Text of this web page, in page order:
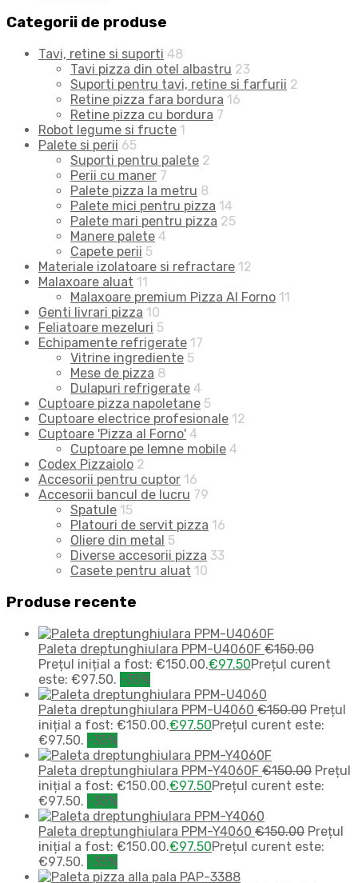
Categorii de produse
Tavi, retine si suporti 48
Tavi pizza din otel albastru 23
Suporti pentru tavi, retine si farfurii 2
Retine pizza fara bordura 16
Retine pizza cu bordura 7
Robot legume si fructe 1
Palete si perii 65
Suporti pentru palete 2
Perii cu maner 7
Palete pizza la metru 8
Palete mici pentru pizza 14
Palete mari pentru pizza 25
Manere palete 4
Capete perii 5
Materiale izolatoare si refractare 12
Malaxoare aluat 11
Malaxoare premium Pizza Al Forno 11
Genti livrari pizza 10
Feliatoare mezeluri 5
Echipamente refrigerate 17
Vitrine ingrediente 5
Mese de pizza 8
Dulapuri refrigerate 4
Cuptoare pizza napoletane 5
Cuptoare electrice profesionale 12
Cuptoare 'Pizza al Forno' 4
Cuptoare pe lemne mobile 4
Codex Pizzaiolo 2
Accesorii pentru cuptor 16
Accesorii bancul de lucru 79
Spatule 15
Platouri de servit pizza 16
Oliere din metal 5
Diverse accesorii pizza 33
Casete pentru aluat 10
Produse recente
Paleta dreptunghiulara PPM-U4060F €150.00
Prețul inițial a fost: €150.00.€97.50Prețul curent
este: €97.50. -35%
Paleta dreptunghiulara PPM-U4060 €150.00 Prețul
inițial a fost: €150.00.€97.50Prețul curent este:
€97.50. -35%
Paleta dreptunghiulara PPM-Y4060F €150.00 Prețul
inițial a fost: €150.00.€97.50Prețul curent este:
€97.50. -35%
Paleta dreptunghiulara PPM-Y4060 €150.00 Prețul
inițial a fost: €150.00.€97.50Prețul curent este:
€97.50. -35%